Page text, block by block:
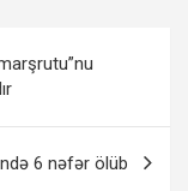
6 nəfər ölüb